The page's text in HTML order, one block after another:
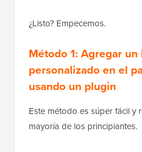
¿Listo? Empecemos.
Método 1: Agregar
personalizado en el
usando un plugin
Este método es súper fácil y
mayoría de los principiantes.